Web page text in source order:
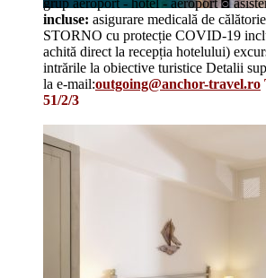
incluse: asigurare medicală de
STORNO cu protecție COVID-19
achită direct la recepția hotelului)
intrările la obiective turistice Detalii
la e-mail:outgoing@anchor-travel.ro
51/2/3